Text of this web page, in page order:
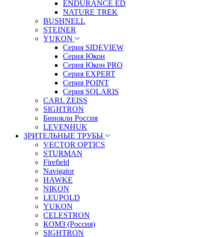
ENDURANCE ED
NATURE TREK
BUSHNELL
STEINER
YUKON
Серия SIDEVIEW
Серия Юкон
Серия Юкон PRO
Серия EXPERT
Серия POINT
Серия SOLARIS
CARL ZEISS
SIGHTRON
Бинокли Россия
LEVENHUK
ЗРИТЕЛЬНЫЕ ТРУБЫ
VECTOR OPTICS
STURMAN
Firefield
Navigator
HAWKE
NIKON
LEUPOLD
YUKON
CELESTRON
КОМЗ (Россия)
SIGHTRON